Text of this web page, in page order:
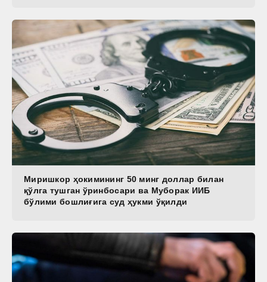
Миришкор ҳокимининг 50 минг доллар билан
қўлга тушган ўринбосари ва Муборак ИИБ
бўлими бошлиғига суд ҳукми ўқилди